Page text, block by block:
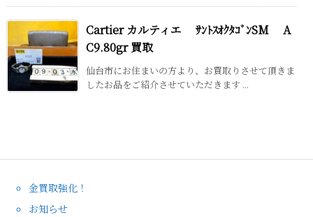
Cartier カルティエ ｻﾝﾄｽｵｸﾀｺﾞﾝSM A
C9.80gr 買取
仙台市にお住まいの方より、お買取りさせて頂きま
したお品をご紹介させていただきます ...
金買取強化！
お知らせ